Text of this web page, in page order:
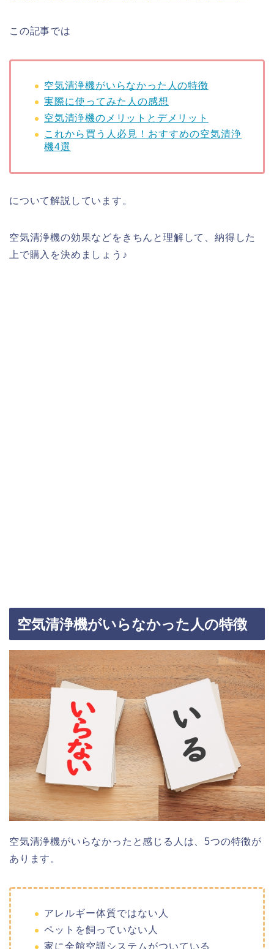
この記事では
空気清浄機がいらなかった人の特徴
実際に使ってみた人の感想
空気清浄機のメリットとデメリット
これから買う人必見！おすすめの空気清浄
機4選
について解説しています。
空気清浄機の効果などをきちんと理解して、納得した
上で購入を決めましょう♪
空気清浄機がいらなかった人の特徴
空気清浄機がいらなかったと感じる人は、5つの特徴が
あります。
アレルギー体質ではない人
ペットを飼っていない人
家に全館空調システムがついている